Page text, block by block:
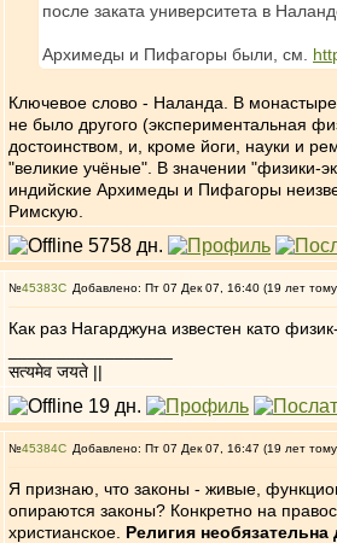
после заката университета в
Архимеды и Пифагоры были, см.
Ключевое слово - Наланда. В
не было другого (экспериментальная
достоинством, и, кроме йоги, науки и
"великие учёные". В значении "физики-
индийские Архимеды и Пифагоры
Римскую.
№45383 Добавлено: Пт 07 Дек 07, 16:40 (19 лет
Как раз Нагарджуна известен като
सत्यमेव जयते ||
№45384 Добавлено: Пт 07 Дек 07, 16:47 (19 лет
Я признаю, что законы - живые,
опираются законы? Конкретно на
христианское. Религия